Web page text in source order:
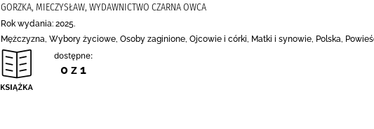
GORZKA, MIECZYSŁAW, WYDAWNICTWO CZARNA OWCA
Rok wydania: 2025.
Mężczyzna, Wybory życiowe, Osoby zaginione, Ojcowie i córki, Matki i synowie, Polska,
dostępne:
0 z 1